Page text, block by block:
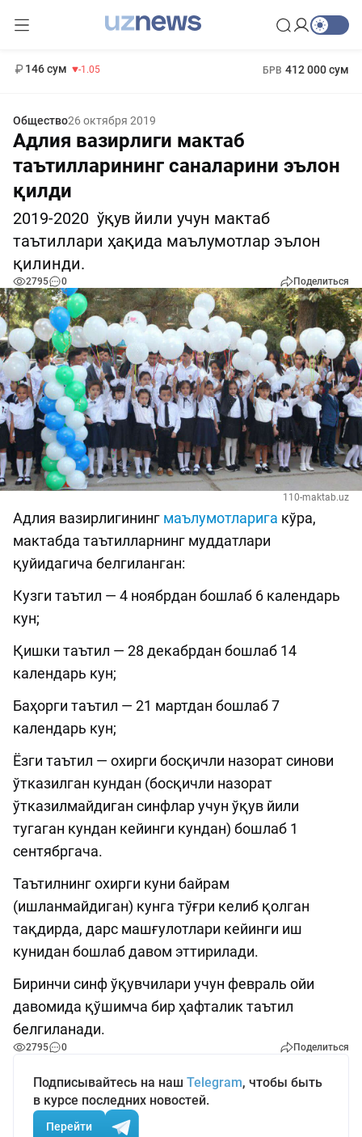
146 сум -1.05 БРВ 412 000 сум
Общество26 октября 2019
Адлия вазирлиги мактаб
таътилларининг саналарини эълон
қилди
2019-2020 ўқув йили учун мактаб
таътиллари ҳақида маълумотлар эълон
қилинди.
2795 0 Поделиться
110-maktab.uz
Адлия вазирлигининг маълумотларига кўра,
мактабда таътилларнинг муддатлари
қуйидагича белгиланган:
Кузги таътил — 4 ноябрдан бошлаб 6 календарь
кун;
Қишки таътил — 28 декабрдан бошлаб 14
календарь кун;
Баҳорги таътил — 21 мартдан бошлаб 7
календарь кун;
Ёзги таътил — охирги босқичли назорат синови
ўтказилган кундан (босқичли назорат
ўтказилмайдиган синфлар учун ўқув йили
тугаган кундан кейинги кундан) бошлаб 1
сентябргача.
Таътилнинг охирги куни байрам
(ишланмайдиган) кунга тўғри келиб қолган
тақдирда, дарс машғулотлари кейинги иш
кунидан бошлаб давом эттирилади.
Биринчи синф ўқувчилари учун февраль ойи
давомида қўшимча бир ҳафталик таътил
белгиланади.
2795 0 Поделиться
Подписывайтесь на наш Telegram, чтобы быть
в курсе последних новостей.
Перейти